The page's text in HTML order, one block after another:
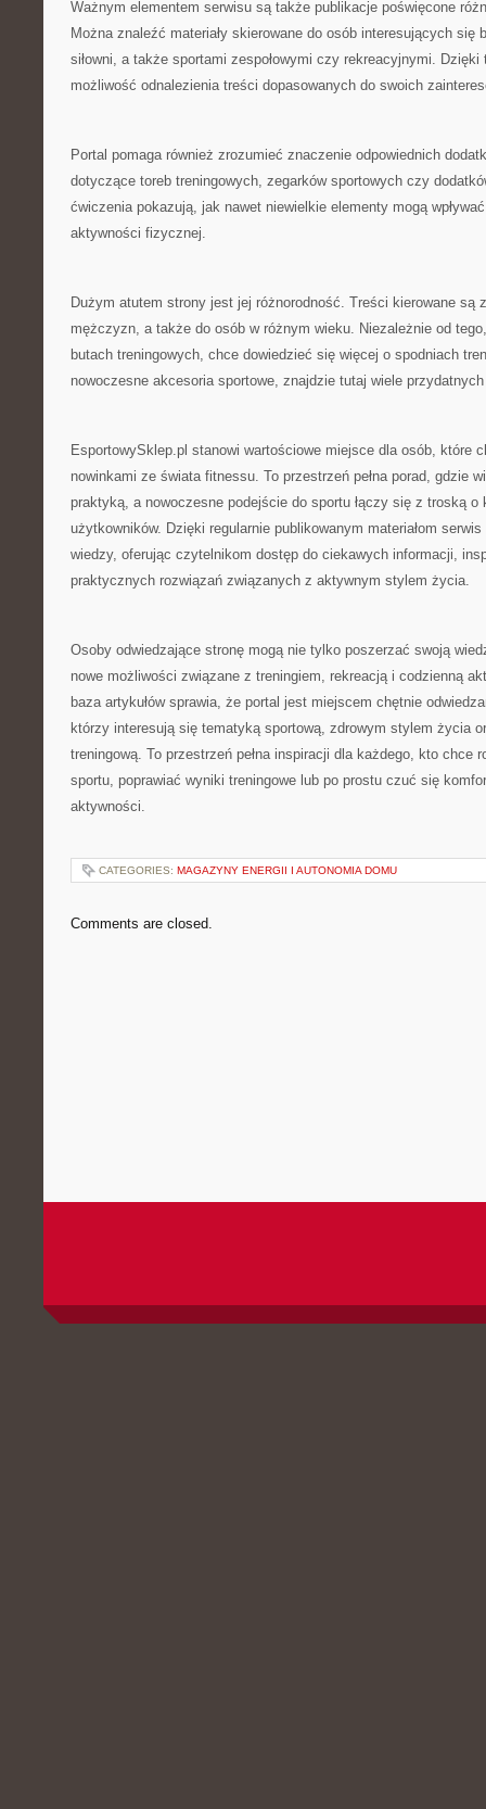
Ważnym elementem serwisu są także publikacje poświęcone
Można znaleźć materiały skierowane do osób interesujących się
siłowni, a także sportami zespołowymi czy rekreacyjnymi.
możliwość odnalezienia treści dopasowanych do swoich
Portal pomaga również zrozumieć znaczenie odpowiednich
dotyczące toreb treningowych, zegarków sportowych czy
ćwiczenia pokazują, jak nawet niewielkie elementy mogą
aktywności fizycznej.
Dużym atutem strony jest jej różnorodność. Treści kierowane są
mężczyzn, a także do osób w różnym wieku. Niezależnie od
butach treningowych, chce dowiedzieć się więcej o spodniach
nowoczesne akcesoria sportowe, znajdzie tutaj wiele
EsportowySklep.pl stanowi wartościowe miejsce dla osób, które
nowinkami ze świata fitnessu. To przestrzeń pełna porad, gdzie
praktyką, a nowoczesne podejście do sportu łączy się z troską o
użytkowników. Dzięki regularnie publikowanym materiałom
wiedzy, oferując czytelnikom dostęp do ciekawych informacji,
praktycznych rozwiązań związanych z aktywnym stylem życia.
Osoby odwiedzające stronę mogą nie tylko poszerzać swoją
nowe możliwości związane z treningiem, rekreacją i codzienną
baza artykułów sprawia, że portal jest miejscem chętnie
którzy interesują się tematyką sportową, zdrowym stylem życia
treningową. To przestrzeń pełna inspiracji dla każdego, kto chce
sportu, poprawiać wyniki treningowe lub po prostu czuć się
aktywności.
CATEGORIES: MAGAZYNY ENERGII I AUTONOMIA DOMU
Comments are closed.